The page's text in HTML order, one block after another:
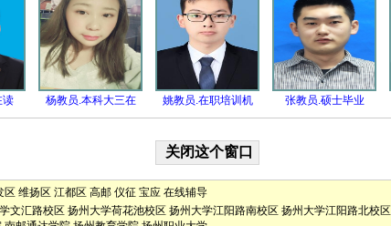
读 杨教员.本科大三在 姚教员.在职培训机 张教员.硕士毕业
区 维扬区 江都区 高邮 仪征 宝应 在线辅导
文汇路校区 扬州大学荷花池校区 扬州大学江阳路南校区 扬州大学江阳路北校区